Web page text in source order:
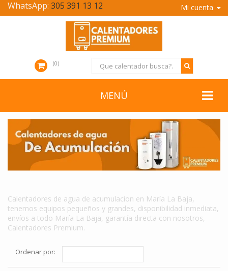
Mi cuenta
WhatsApp: 305 391 13 12
0
MENÚ
Calentadores de agua de acumulacion en María La Baja,
tenemos equipos pequeños y grandes, disponibilidad inmediata,
envíos a todo María La Baja, garantía directa con nosotros,
Calentadores Premium.
Ordenar por: